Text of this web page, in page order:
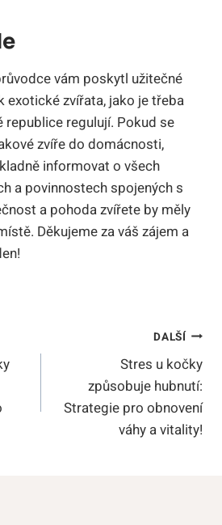
vám poskytl užitečné
exotické zvířata, jako je třeba
republice regulují. Pokud se
zvíře do domácnosti,
informovat o všech
a povinnostech spojených s
a pohoda zvířete by měly
Děkujeme za váš zájem a
DALŠÍ
Stres u kočky
způsobuje hubnutí:
Strategie pro obnovení
váhy a vitality!